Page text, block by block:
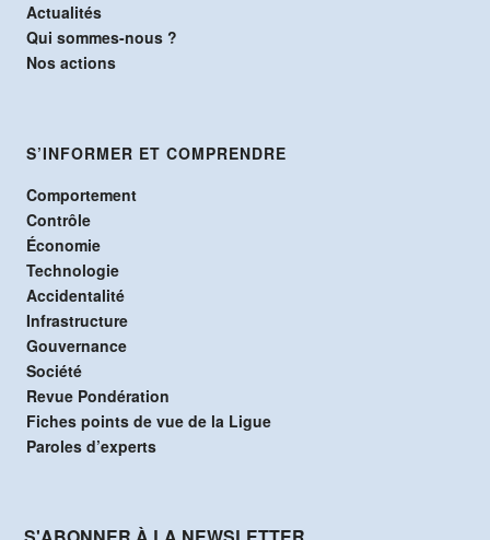
Actualités
Qui sommes-nous ?
Nos actions
S’INFORMER ET COMPRENDRE
Comportement
Contrôle
Économie
Technologie
Accidentalité
Infrastructure
Gouvernance
Société
Revue Pondération
Fiches points de vue de la Ligue
Paroles d’experts